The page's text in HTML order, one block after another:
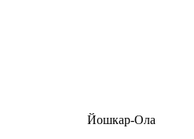
Йошкар-Ола